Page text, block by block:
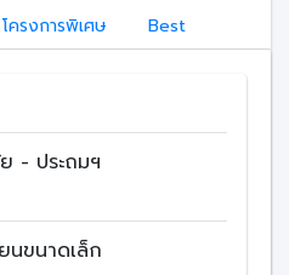
โครงการพิเศษ Best
- ประถมฯ
นขนาดเล็ก